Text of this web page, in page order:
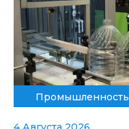
Промышленность